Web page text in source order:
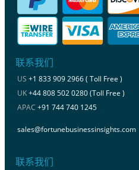
联系我们
US +1 833 909 2966 ( Toll Free )
UK+44 808 502 0280 (Toll Free )
APAC +91 744 740 1245
sales@fortunebusinessinsights.com
联系我们